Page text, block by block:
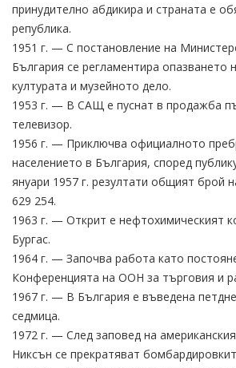
принудително абдикира и страната е
република.
1951 г. — С постановление на
България се регламентира опазването
културата и музейното дело.
1953 г. — В САЩ е пуснат в продажба
телевизор.
1956 г. — Приключва официалното
населението в България, според
януари 1957 г. резултати общият брой
629 254.
1963 г. — Открит е нефтохимическият
Бургас.
1964 г. — Започва работа като
Конференцията на ООН за търговия и
1967 г. — В България е въведена
седмица.
1972 г. — След заповед на
Никсън се прекратяват